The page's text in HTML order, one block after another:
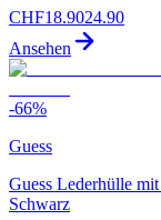
CHF18.9024.90
Ansehen
-66%
Guess
Guess Lederhülle
Schwarz